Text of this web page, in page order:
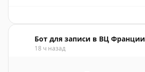
Бот для записи в ВЦ Франции
18 ч назад